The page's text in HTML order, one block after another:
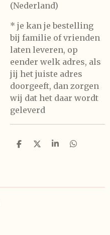
(Nederland)
* je kan je bestelling
bij familie of vrienden
laten leveren, op
eender welk adres, als
jij het juiste adres
doorgeeft, dan zorgen
wij dat het daar wordt
geleverd
D
D
S
D